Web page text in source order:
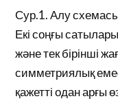
Сур.1. Алу
Екі соңғы
және тек бірінші
симметриялық
қажетті одан арғы